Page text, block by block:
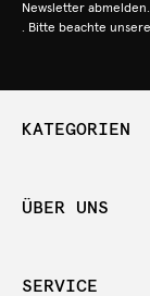
Newsletter
. Bitte beachte
KATEGORIEN
ÜBER UNS
SERVICE